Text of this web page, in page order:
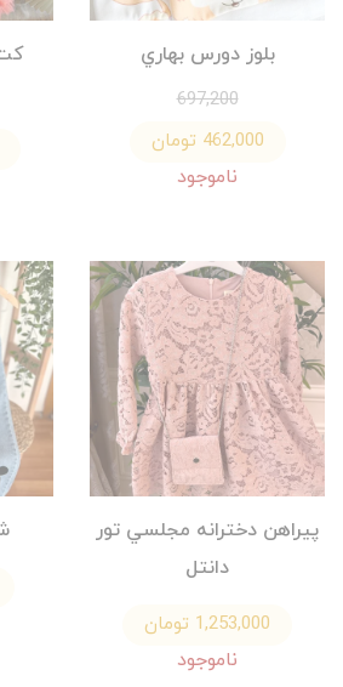
بلوز دورس بهاري
697,200
462,000 تومان
ناموجود
پيراهن دخترانه مجلسي تور
دانتل
1,253,000 تومان
ناموجود